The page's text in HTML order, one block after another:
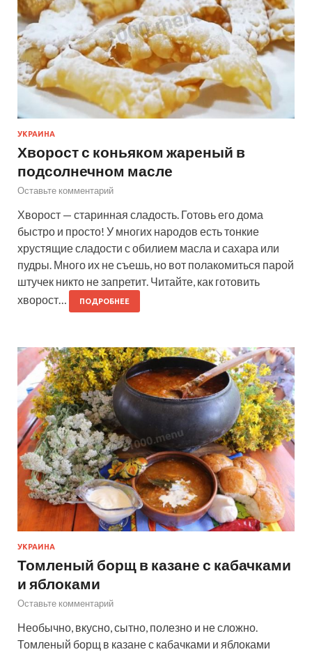
УКРАИНА
Хворост с коньяком жареный в
подсолнечном масле
Оставьте комментарий
Хворост — старинная сладость. Готовь его дома
быстро и просто! У многих народов есть тонкие
хрустящие сладости с обилием масла и сахара или
пудры. Много их не съешь, но вот полакомиться парой
штучек никто не запретит. Читайте, как готовить
хворост…
ПОДРОБНЕЕ
УКРАИНА
Томленый борщ в казане с кабачками
и яблоками
Оставьте комментарий
Необычно, вкусно, сытно, полезно и не сложно.
Томленый борщ в казане с кабачками и яблоками